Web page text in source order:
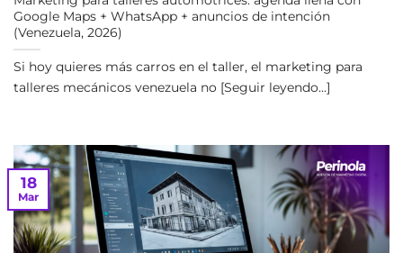
Google Maps + WhatsApp + anuncios de intención
(Venezuela, 2026)
Si hoy quieres más carros en el taller, el marketing para
talleres mecánicos venezuela no [Seguir leyendo...]
18
Mar